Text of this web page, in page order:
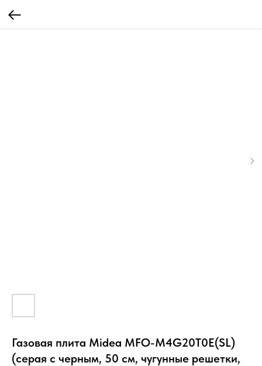
Газовая плита Midea MFO-M4G20T0E(SL)
(серая с черным, 50 см, чугунные решетки,